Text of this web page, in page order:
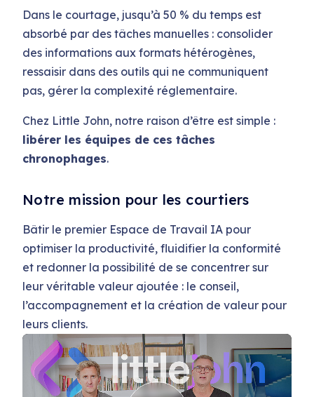
Dans le courtage, jusqu’à 50 % du temps est
absorbé par des tâches manuelles : consolider
des informations aux formats hétérogènes,
ressaisir dans des outils qui ne communiquent
pas, gérer la complexité réglementaire.
Chez Little John, notre raison d’être est simple :
libérer les équipes de ces tâches
chronophages.
Notre mission pour les courtiers
Bâtir le premier Espace de Travail IA pour
optimiser la productivité, fluidifier la conformité
et redonner la possibilité de se concentrer sur
leur véritable valeur ajoutée : le conseil,
l’accompagnement et la création de valeur pour
leurs clients.